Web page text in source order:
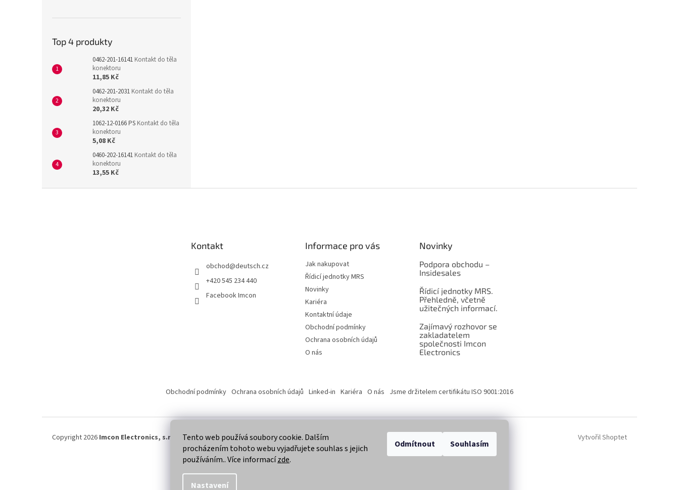
Tento web používá soubory cookie. Dalším
procházením tohoto webu vyjadřujete souhlas s jejich
používáním.. Více informacízde.
Nastavení
Odmítnout Souhlasím
Top 4 produkty
0462-201-16141 Kontakt do těla
konektoru
11,85 Kč
0462-201-2031 Kontakt do těla
konektoru
20,32 Kč
1062-12-0166 PS Kontakt do těla
konektoru
5,08 Kč
0460-202-16141 Kontakt do těla
konektoru
13,55 Kč
Kontakt
obchod@deutsch.cz
+420 545 234 440
Facebook Imcon
Informace pro vás
Jak nakupovat
Řídicí jednotky MRS
Novinky
Kariéra
Kontaktní údaje
Obchodní podmínky
Ochrana osobních údajů
O nás
Novinky
Podpora obchodu –
Insidesales
Řídicí jednotky MRS.
Přehledně, včetně
užitečných informací.
Zajímavý rozhovor se
zakladatelem
společnosti Imcon
Electronics
Obchodní podmínky Ochrana osobních údajů Linked-in Kariéra O nás Jsme držitelem certifikátu ISO 9001:2016
Vytvořil Shoptet
Copyright 2026 Imcon Electronics, s.r.o. . Všechna práva vyhrazena.